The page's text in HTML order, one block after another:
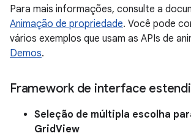
Para mais informações, consulte a
Animação de propriedade. Você pode
vários exemplos que usam as APIs de
Demos.
Framework de interface
Seleção de múltipla escolha
GridView